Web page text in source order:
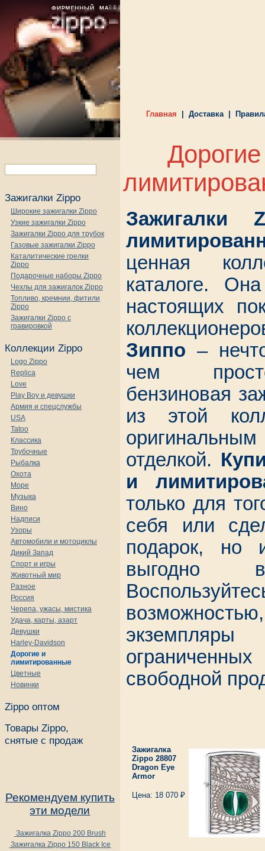
Главная Доставка
Зажигалки Zippo
Широкие зажигалки Zippo
Узкие зажигалки Zippo
Зажигалки Zippo для трубок
Газовые зажигалки Zippo
Каталитические грелки
Zippo
Подарочные наборы Zippo
Чехлы для зажигалок Zippo
Топливо, кремнии, фитили
Zippo
Зажигалки Zippo с
гравировкой
Коллекции Zippo
Logo Zippo
Replica
Love
Play Boy и девушки
Армия и спецслужбы
USA
Tatoo
Классика
Трубочные
Рыбалка
Охота
Море
Музыка
Вино
Надписи
Узоры
Автомобили и мотоциклы
Дикий Запад
Спорт и игры
Животный мир
Разное
Россия
Черепа, ужасы, мистика
Удача, карты, азарт
Девушки
Harley-Davidson
Дорогие и
лимитированные
Цветные
Новинки
Zippo оптом
Товары Zippo,
снятые с продаж
Рекомендуем купить
эти модели
Зажигалка Zippo 200 Brush
Зажигалка Zippo 150 Black Ice
Зажигалки
ценная
каталоге.
настоящих
Зиппо –
чем
бензиновая
из этой
отделкой.
и
только для
себя или
подарок, но
выгодно
свободной
Зажигалка
Zippo 28807
Dragon Eye
Armor
Цена: 18 070 ₽